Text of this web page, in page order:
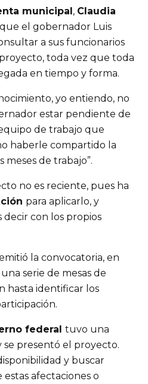
municipal , Claudia
el gobernador Luis
a sus funcionarios
toda vez que toda
en tiempo y forma.
yo entiendo, no
estar pendiente de
de trabajo que
haberle compartido la
de trabajo”.
no es reciente, pues ha
para aplicarlo, y
decir con los propios
la convocatoria, en
serie de mesas de
hasta identificar los
federal tuvo una
presentó el proyecto.
y buscar
afectaciones o